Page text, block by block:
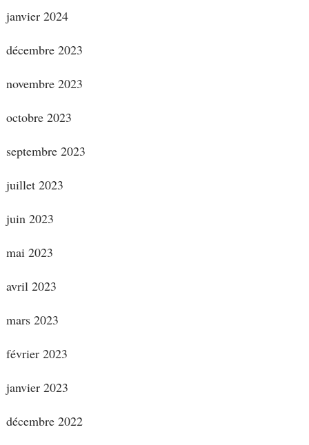
janvier 2024
décembre 2023
novembre 2023
octobre 2023
septembre 2023
juillet 2023
juin 2023
mai 2023
avril 2023
mars 2023
février 2023
janvier 2023
décembre 2022